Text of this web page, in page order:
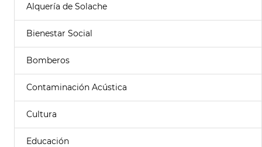
Alquería de Solache
Bienestar Social
Bomberos
Contaminación Acústica
Cultura
Educación